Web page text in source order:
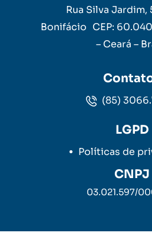
Rua Silva Jardim,
Bonifácio CEP:
– Ceará –
(85)
LGPD
Políticas de
CNPJ
03.021.597/